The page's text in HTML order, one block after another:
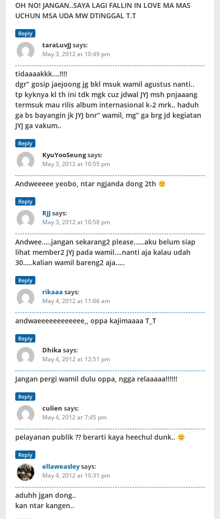
OH NO! JANGAN..SAYA LAGI FALLIN IN LOVE MA MAS
UCHUN MSA UDA MW DTINGGAL T.T
Reply
taraLuvJJsays:
May 3, 2012 at 10:49 pm
tidaaaakkk….!!!!
dgr” gosip jaejoong jg bkl msuk wamil agustus nanti..
tp kyknya kl th ini tdk mgk cuz jdwal JYJ msh pnjaaang
termsuk mau rilis album internasional k-2 mrk.. haduh
ga bs bayangin jk JYJ bnr” wamil, mg” ga brg jd kegiatan
JYJ ga vakum..
Reply
KyuYooSeungsays:
May 3, 2012 at 10:55 pm
Andweeeee yeobo, ntar ngjanda dong 2th
Reply
RJJsays:
May 3, 2012 at 10:58 pm
Andwee…..jangan sekarang2 please……aku belum siap
lihat member2 JYJ pada wamil….nanti aja kalau udah
30…..kalian wamil bareng2 aja…..
Reply
rikaaa says:
May 4, 2012 at 11:06 am
andwaeeeeeeeeeeee,, oppa kajimaaaa T_T
Reply
Dhika says:
May 4, 2012 at 12:51 pm
Jangan pergi wamil dulu oppa, ngga relaaaaa!!!!!!
Reply
culien says:
May 4, 2012 at 7:45 pm
pelayanan publik ?? berarti kaya heechul dunk..
Reply
ellaweasleysays:
May 4, 2012 at 10:31 pm
aduhh jgan dong..
kan ntar kangen..